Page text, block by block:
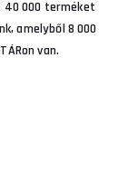
40 000 terméket
amelyből 8 000
van.